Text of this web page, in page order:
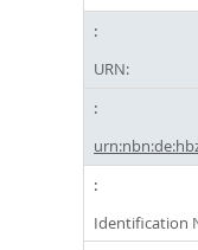
URN:
Identification